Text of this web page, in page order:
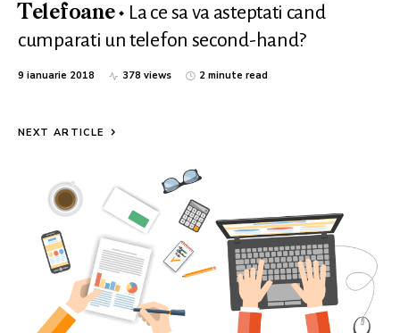
Telefoane
La ce sa va asteptati cand
cumparati un telefon second-hand?
9 ianuarie 2018 378 views 2 minute read
NEXT ARTICLE